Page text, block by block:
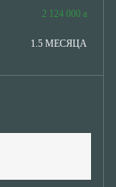
2 124 000
1.5 МЕСЯЦА